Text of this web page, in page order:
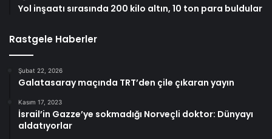
Yol inşaatı sırasında 200 kilo altın, 10 ton para buldular
Rastgele Haberler
Şubat 22, 2026
Galatasaray maçında TRT’den çile çıkaran yayın
Kasım 17, 2023
İsrail’in Gazze’ye sokmadığı Norveçli doktor: Dünyayı
aldatıyorlar